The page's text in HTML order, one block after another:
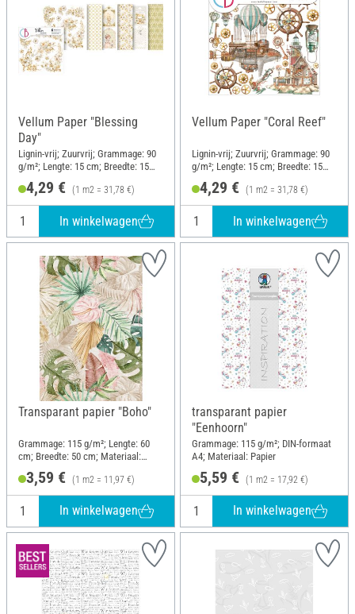
Vellum Paper "Blessing
Day"
Lignin-vrij; Zuurvrij; Grammage: 90
g/m²; Lengte: 15 cm; Breedte: 15
4,29 € (1 m2 = 31,78 €)
In winkelwagen
Vellum Paper "Coral Reef"
Lignin-vrij; Zuurvrij; Grammage: 90
g/m²; Lengte: 15 cm; Breedte: 15
4,29 € (1 m2 = 31,78 €)
In winkelwagen
Transparant papier "Boho"
Grammage: 115 g/m²; Lengte: 60
cm; Breedte: 50 cm; Materiaal:
3,59 € (1 m2 = 11,97 €)
In winkelwagen
transparant papier
"Eenhoorn"
Grammage: 115 g/m²; DIN-formaat
A4; Materiaal: Papier
5,59 € (1 m2 = 17,92 €)
In winkelwagen